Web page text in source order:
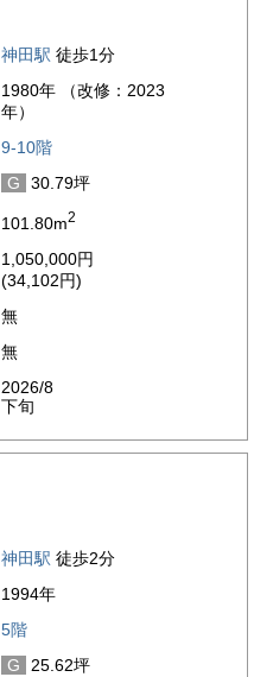
神田駅 徒歩1分
1980年 （改修：2023
年）
9-10階
G
30.79坪
101.80m2
1,050,000円
(34,102円)
無
無
2026/8
下旬
神田駅 徒歩2分
1994年
5階
G
25.62坪